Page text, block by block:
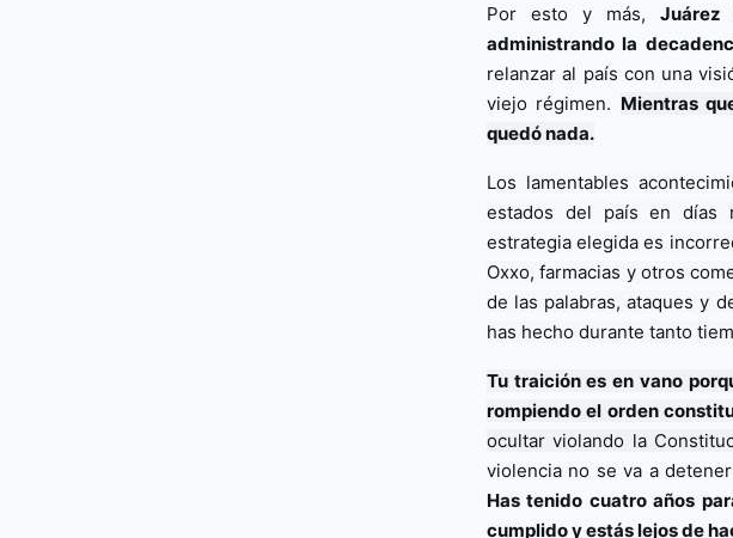
Por esto y más,
administrando la
relanzar al país con una
viejo régimen. Mientras
quedó nada.
Los lamentables
estados del país en días
estrategia elegida es
Oxxo, farmacias y otros
de las palabras, ataques y
has hecho durante tanto
Tu traición es en vano
rompiendo el orden
ocultar violando la
Has tenido cuatro años
cumplido y estás lejos de